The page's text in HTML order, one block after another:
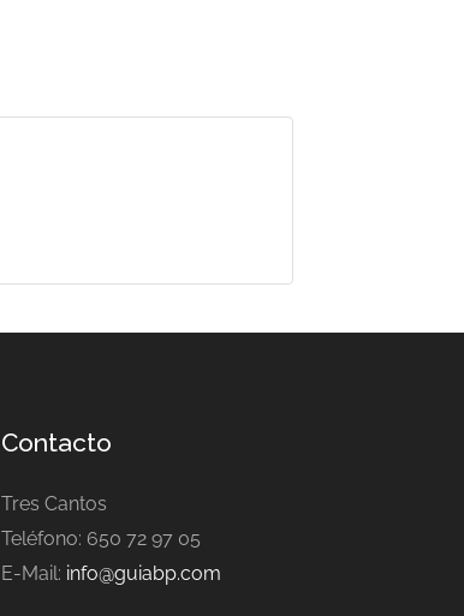
Contacto
Tres Cantos
Teléfono: 650 72 97 05
E-Mail: info@guiabp.com